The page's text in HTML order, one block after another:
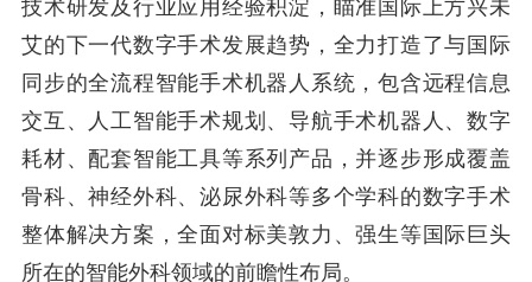
技术研发及行业应用经验积淀，瞄准国际上方兴未
艾的下一代数字手术发展趋势，全力打造了与国际
同步的全流程智能手术机器人系统，包含远程信息
交互、人工智能手术规划、导航手术机器人、数字
耗材、配套智能工具等系列产品，并逐步形成覆盖
骨科、神经外科、泌尿外科等多个学科的数字手术
整体解决方案，全面对标美敦力、强生等国际巨头
所在的智能外科领域的前瞻性布局。